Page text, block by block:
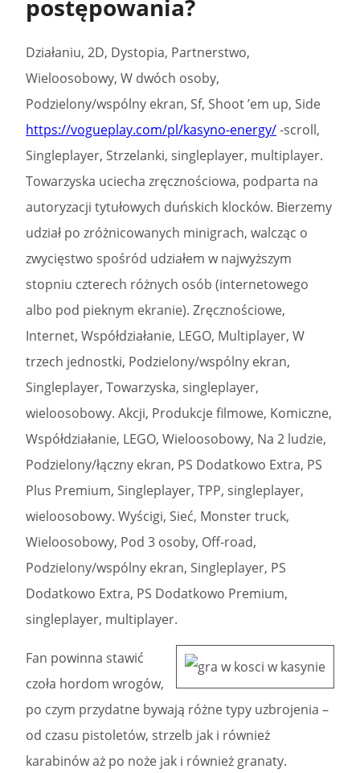
postępowania?
Działaniu, 2D, Dystopia, Partnerstwo,
Wieloosobowy, W dwóch osoby,
Podzielony/wspólny ekran, Sf, Shoot ’em up, Side
https://vogueplay.com/pl/kasyno-energy/-scroll,
Singleplayer, Strzelanki, singleplayer, multiplayer.
Towarzyska uciecha zręcznościowa, podparta na
autoryzacji tytułowych duńskich klocków. Bierzemy
udział po zróżnicowanych minigrach, walcząc o
zwycięstwo spośród udziałem w najwyższym
stopniu czterech różnych osób (internetowego
albo pod pieknym ekranie). Zręcznościowe,
Internet, Współdziałanie, LEGO, Multiplayer, W
trzech jednostki, Podzielony/wspólny ekran,
Singleplayer, Towarzyska, singleplayer,
wieloosobowy. Akcji, Produkcje filmowe, Komiczne,
Współdziałanie, LEGO, Wieloosobowy, Na 2 ludzie,
Podzielony/łączny ekran, PS Dodatkowo Extra, PS
Plus Premium, Singleplayer, TPP, singleplayer,
wieloosobowy. Wyścigi, Sieć, Monster truck,
Wieloosobowy, Pod 3 osoby, Off-road,
Podzielony/wspólny ekran, Singleplayer, PS
Dodatkowo Extra, PS Dodatkowo Premium,
singleplayer, multiplayer.
Fan powinna stawić
czoła hordom wrogów,
po czym przydatne bywają różne typy uzbrojenia –
od czasu pistoletów, strzelb jak i również
karabinów aż po noże jak i również granaty.